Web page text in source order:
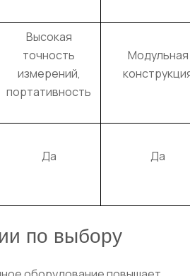
Высокая
точность
измерений,
портативность
Модульная
Да Да
по выбору